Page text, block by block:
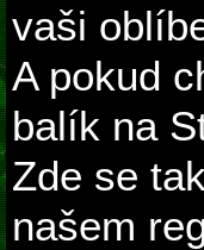
vaši
A pokud
balík na
Zde se
našem